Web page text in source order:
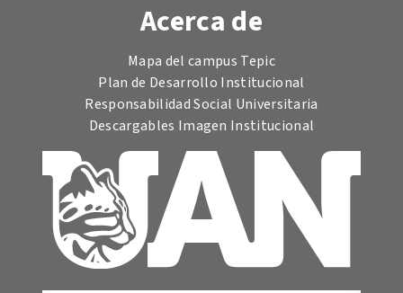
Acerca de
Mapa del campus Tepic
Plan de Desarrollo Institucional
Responsabilidad Social Universitaria
Descargables Imagen Institucional